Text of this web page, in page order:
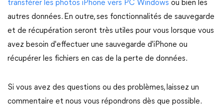
transférer les photos iPhone vers PC Windows ou bien les
autres données. En outre, ses fonctionnalités de sauvegarde
et de récupération seront très utiles pour vous lorsque vous
avez besoin d'effectuer une sauvegarde d'iPhone ou
récupérer les fichiers en cas de la perte de données.
Si vous avez des questions ou des problèmes, laissez un
commentaire et nous vous répondrons dès que possible.